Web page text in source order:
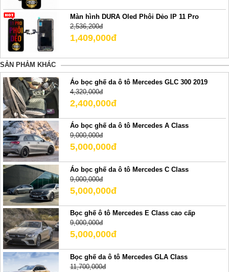
Màn hình DURA Oled Phôi Dẻo IP 11 Pro
2,536,200đ
1,409,000đ
SẢN PHẢM KHÁC
Áo bọc ghế da ô tô Mercedes GLC 300 2019
4,320,000đ
2,400,000đ
Áo bọc ghế da ô tô Mercedes A Class
9,000,000đ
5,000,000đ
Áo bọc ghế da ô tô Mercedes C Class
9,000,000đ
5,000,000đ
Bọc ghế ô tô Mercedes E Class cao cấp
9,000,000đ
5,000,000đ
Bọc ghế da ô tô Mercedes GLA Class
11,700,000đ